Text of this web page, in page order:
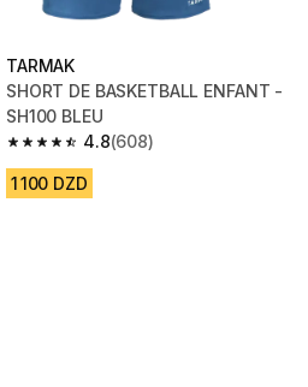
TARMAK
SHORT DE BASKETBALL ENFANT -
SH100 BLEU
4.8
4.8 out of 5 stars from 608 reviews
(608)
1 100 DZD